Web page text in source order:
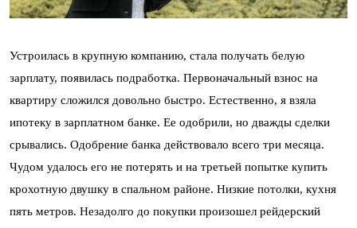
Устроилась в крупную компанию, стала получать белую
зарплату, появилась подработка. Первоначальный взнос на
квартиру сложился довольно быстро. Естественно, я взяла
ипотеку в зарплатном банке. Ее одобрили, но дважды сделки
срывались. Одобрение банка действовало всего три месяца.
Чудом удалось его не потерять и на третьей попытке купить
крохотную двушку в спальном районе. Низкие потолки, кухня
пять метров. Незадолго до покупки произошел рейдерский